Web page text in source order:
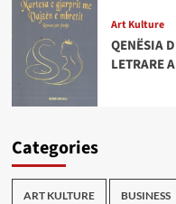
Art Kulture
QENËSIA
LETRARE
Categories
ART KULTURE BUSINESS